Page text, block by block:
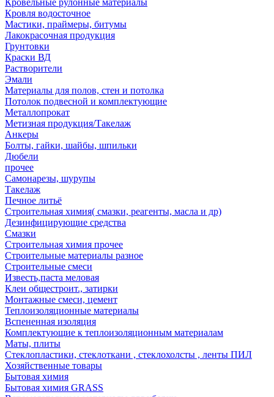
Кровельные рулонные материалы
Кровля водосточное
Мастики, праймеры, битумы
Лакокрасочная продукция
Грунтовки
Краски ВД
Растворители
Эмали
Материалы для полов, стен и потолка
Потолок подвесной и комплектующие
Металлопрокат
Метизная продукция/Такелаж
Анкеры
Болты, гайки, шайбы, шпильки
Дюбели
прочее
Самонарезы, шурупы
Такелаж
Печное литьё
Строительная химия( смазки, реагенты, масла и др)
Дезинфицирующие средства
Смазки
Строительная химия прочее
Строительные материалы разное
Строительные смеси
Известь,паста меловая
Клеи общестроит., затирки
Монтажные смеси, цемент
Теплоизоляционные материалы
Вспененная изоляция
Комплектующие к теплоизоляционным материалам
Маты, плиты
Стеклопластики, стеклоткани , стеклохолсты , ленты ПИЛ
Хозяйственные товары
Бытовая химия
Бытовая химия GRASS